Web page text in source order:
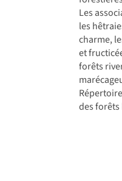
Les
les
charme,
et
forêts
des